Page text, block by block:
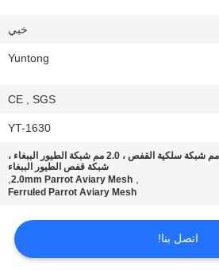
خبي
Yuntong
CE , SGS
YT-1630
2.0 مم شبكة سلكية القفص ، 2.0 مم شبكة الطيور الببغاء ،
شبكة قفص الطيور الببغاء
,
2.0mm Parrot Aviary Mesh
,
Ferruled Parrot Aviary Mesh
اتصل بنا!